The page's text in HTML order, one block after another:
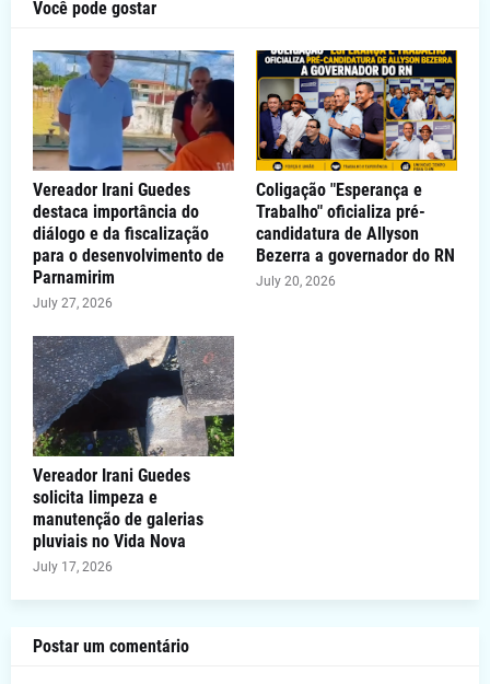
Você pode gostar
Vereador Irani Guedes
destaca importância do
diálogo e da fiscalização
para o desenvolvimento de
Parnamirim
July 27, 2026
Coligação "Esperança e
Trabalho" oficializa pré-
candidatura de Allyson
Bezerra a governador do RN
July 20, 2026
Vereador Irani Guedes
solicita limpeza e
manutenção de galerias
pluviais no Vida Nova
July 17, 2026
Postar um comentário